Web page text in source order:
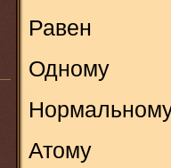
Равен
Одному
Атому